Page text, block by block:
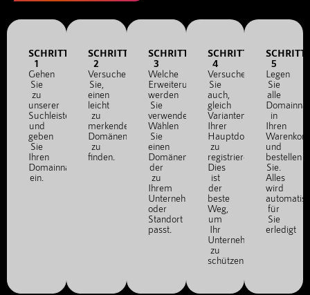
SCHRITT
1
Gehen
Sie
zu
unserer
Suchleiste
und
geben
Sie
Ihren
Domainnamen
ein.
SCHRITT
2
Versuchen
Sie,
einen
leicht
zu
merkenden
Domänennamen
zu
finden.
SCHRITT
3
Welche
Erweiterung
werden
Sie
verwenden?
Wählen
Sie
einen
Domänennamen,
der
zu
Ihrem
Unternehmen
oder
Standort
passt.
SCHRITT
4
Versuchen
Sie
auch,
gleich
Varianten
Ihrer
Hauptdomain
zu
registrieren.
Dies
ist
der
beste
Weg,
um
Ihr
Unternehmen
zu
schützen.
SCHRITT
5
Legen
Sie
alle
in
Ihren
und
bestellen
Sie.
Alles
wird
für
Sie
erledigt